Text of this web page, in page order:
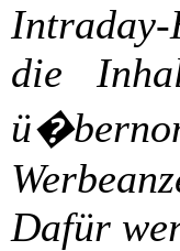
Intraday-
die
Dafür